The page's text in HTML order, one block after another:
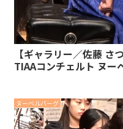
【ギャラリー／佐藤 さ
TIAAコンチェルト ヌー
ヌーベルバーグ